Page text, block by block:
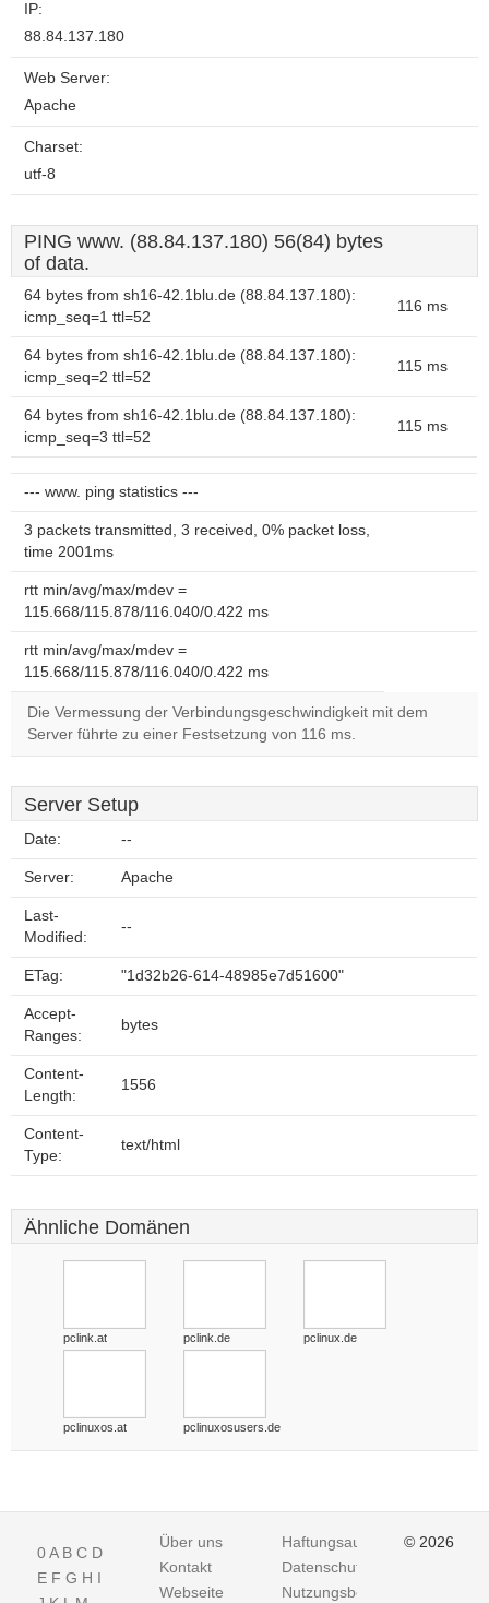
IP:
88.84.137.180
Web Server:
Apache
Charset:
utf-8
PING www. (88.84.137.180) 56(84) bytes
of data.
64 bytes from sh16-42.1blu.de (88.84.137.180):
icmp_seq=1 ttl=52
116 ms
64 bytes from sh16-42.1blu.de (88.84.137.180):
icmp_seq=2 ttl=52
115 ms
64 bytes from sh16-42.1blu.de (88.84.137.180):
icmp_seq=3 ttl=52
115 ms
--- www. ping statistics ---
3 packets transmitted, 3 received, 0% packet loss,
time 2001ms
rtt min/avg/max/mdev =
115.668/115.878/116.040/0.422 ms
rtt min/avg/max/mdev =
115.668/115.878/116.040/0.422 ms
Die Vermessung der Verbindungsgeschwindigkeit mit dem
Server führte zu einer Festsetzung von 116 ms.
Server Setup
Date: --
Server: Apache
Last-
Modified:
--
ETag: "1d32b26-614-48985e7d51600"
Accept-
Ranges:
bytes
Content-
Length:
1556
Content-
Type:
text/html
Ähnliche Domänen
pclink.at pclink.de pclinux.de
pclinuxos.at pclinuxosusers.de
0A B C D
E F G H I
Über uns
Kontakt
Webseite
Haftungsausschluss
Datenschutz
Nutzungsbedingungen
© 2026